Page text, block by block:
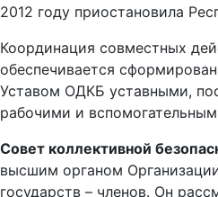
2012 году приостановила
Координация совместных
обеспечивается
Уставом ОДКБ уставными,
рабочими и
Совет коллективной
высшим органом
государств – членов. Он